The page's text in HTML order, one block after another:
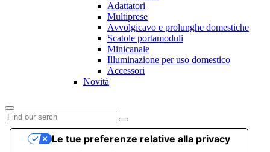
Adattatori
Multiprese
Avvolgicavo e prolunghe domestiche
Scatole portamoduli
Minicanale
Illuminazione per uso domestico
Accessori
Novità
Le tue preferenze relative alla privacy